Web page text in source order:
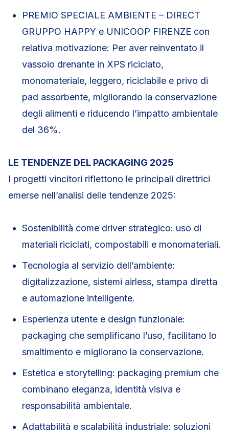
PREMIO SPECIALE AMBIENTE – DIRECT
GRUPPO HAPPY e UNICOOP FIRENZE con
relativa motivazione: Per aver reinventato il
vassoio drenante in XPS riciclato,
monomateriale, leggero, riciclabile e privo di
pad assorbente, migliorando la conservazione
degli alimenti e riducendo l’impatto ambientale
del 36%.
LE TENDENZE DEL PACKAGING 2025
I progetti vincitori riflettono le principali direttrici
emerse nell’analisi delle tendenze 2025:
Sostenibilità come driver strategico: uso di
materiali riciclati, compostabili e monomateriali.
Tecnologia al servizio dell’ambiente:
digitalizzazione, sistemi airless, stampa diretta
e automazione intelligente.
Esperienza utente e design funzionale:
packaging che semplificano l’uso, facilitano lo
smaltimento e migliorano la conservazione.
Estetica e storytelling: packaging premium che
combinano eleganza, identità visiva e
responsabilità ambientale.
Adattabilità e scalabilità industriale: soluzioni